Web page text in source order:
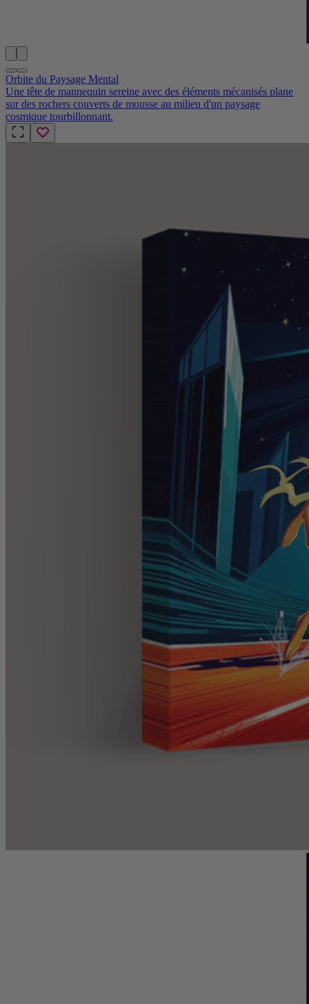
Orbite du Paysage Mental
Une tête de mannequin sereine avec des éléments mécanisés plane
sur des rochers couverts de mousse au milieu d'un paysage
cosmique tourbillonnant.